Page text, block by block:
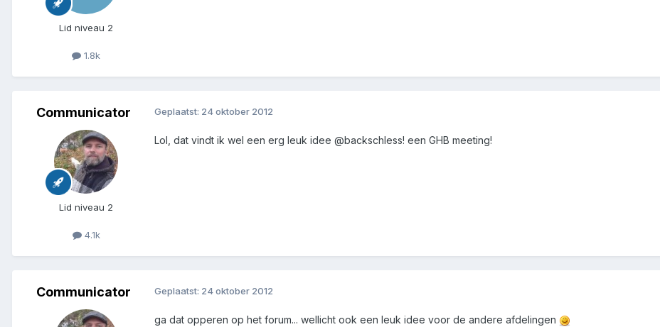
Lid niveau 2
1.8k
Communicator
Lid niveau 2
4.1k
Geplaatst: 24 oktober 2012
Lol, dat vindt ik wel een erg leuk idee @backschless! een GHB meeting!
Communicator Geplaatst: 24 oktober 2012
ga dat opperen op het forum... wellicht ook een leuk idee voor de andere afdelingen